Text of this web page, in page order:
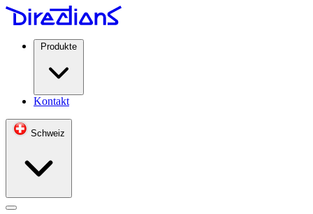
Produkte
Kontakt
Schweiz